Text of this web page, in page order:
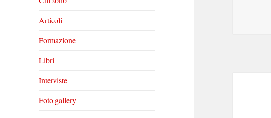
Articoli
Formazione
Libri
Interviste
Foto gallery